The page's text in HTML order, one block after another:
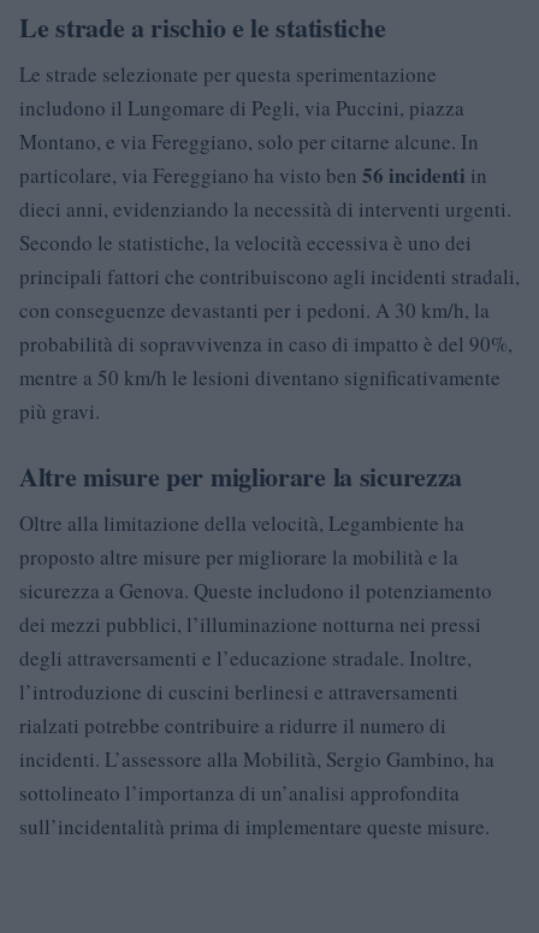
Le strade a rischio e le statistiche
Le strade selezionate per questa sperimentazione
includono il Lungomare di Pegli, via Puccini, piazza
Montano, e via Fereggiano, solo per citarne alcune. In
particolare, via Fereggiano ha visto ben 56 incidenti in
dieci anni, evidenziando la necessità di interventi urgenti.
Secondo le statistiche, la velocità eccessiva è uno dei
principali fattori che contribuiscono agli incidenti stradali,
con conseguenze devastanti per i pedoni. A 30 km/h, la
probabilità di sopravvivenza in caso di impatto è del 90%,
mentre a 50 km/h le lesioni diventano significativamente
più gravi.
Altre misure per migliorare la sicurezza
Oltre alla limitazione della velocità, Legambiente ha
proposto altre misure per migliorare la mobilità e la
sicurezza a Genova. Queste includono il potenziamento
dei mezzi pubblici, l’illuminazione notturna nei pressi
degli attraversamenti e l’educazione stradale. Inoltre,
l’introduzione di cuscini berlinesi e attraversamenti
rialzati potrebbe contribuire a ridurre il numero di
incidenti. L’assessore alla Mobilità, Sergio Gambino, ha
sottolineato l’importanza di un’analisi approfondita
sull’incidentalità prima di implementare queste misure.